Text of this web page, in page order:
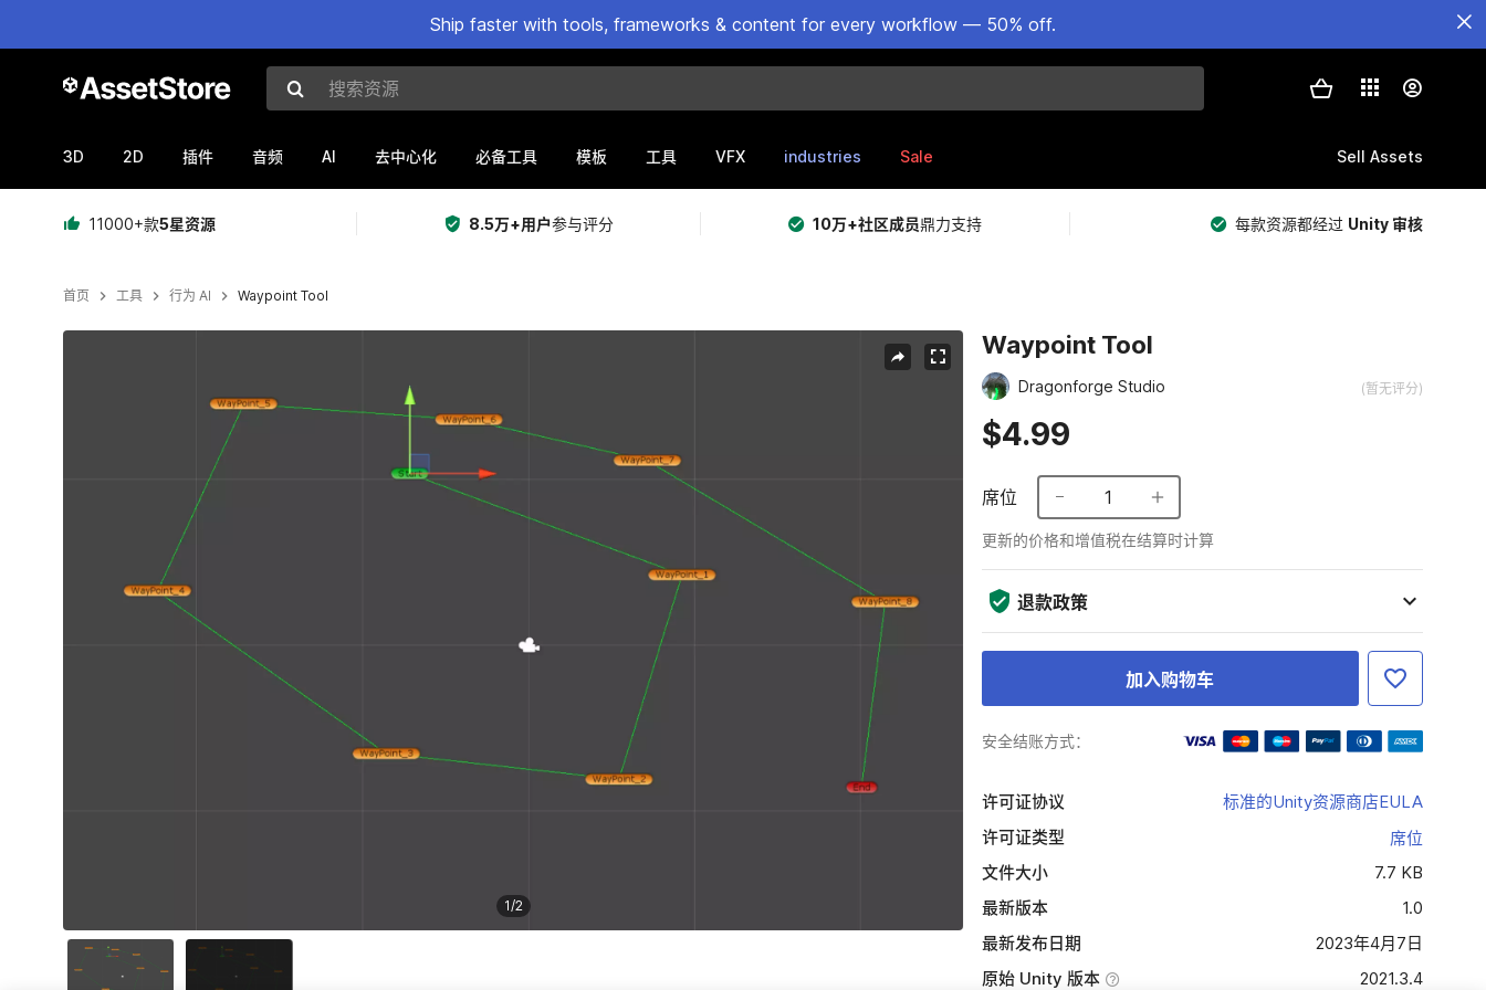
Ship faster with tools, frameworks & content for every workflow — 50% off.
搜索资源
3D 2D 插件 音频 AI 去中心化 必备工具 模板 工具 VFX industries Sale Sell Assets
11000+款5星资源 8.5万+用户参与评分 10万+社区成员鼎力支持 每款资源都经过 Unity 审核
首页 工具 行为 AI Waypoint Tool
1/2
Waypoint Tool
Dragonforge Studio (暂无评分)
$4.99
席位 1
更新的价格和增值税在结算时计算
退款政策
加入购物车
安全结账方式：
许可证协议
标准的Unity资源商店EULA
许可证类型
席位
文件大小
7.7 KB
最新版本
1.0
最新发布日期
2023年4月7日
原始 Unity 版本
2021.3.4